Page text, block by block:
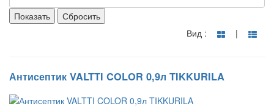
Показать
Сбросить
Вид :
|
Антисептик VALTTI COLOR 0,9л TIKKURILA